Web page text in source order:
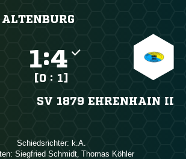
:
[0 : 1]
SV 1879 EHRENHAIN II
Schiedsrichter: 
 ,  